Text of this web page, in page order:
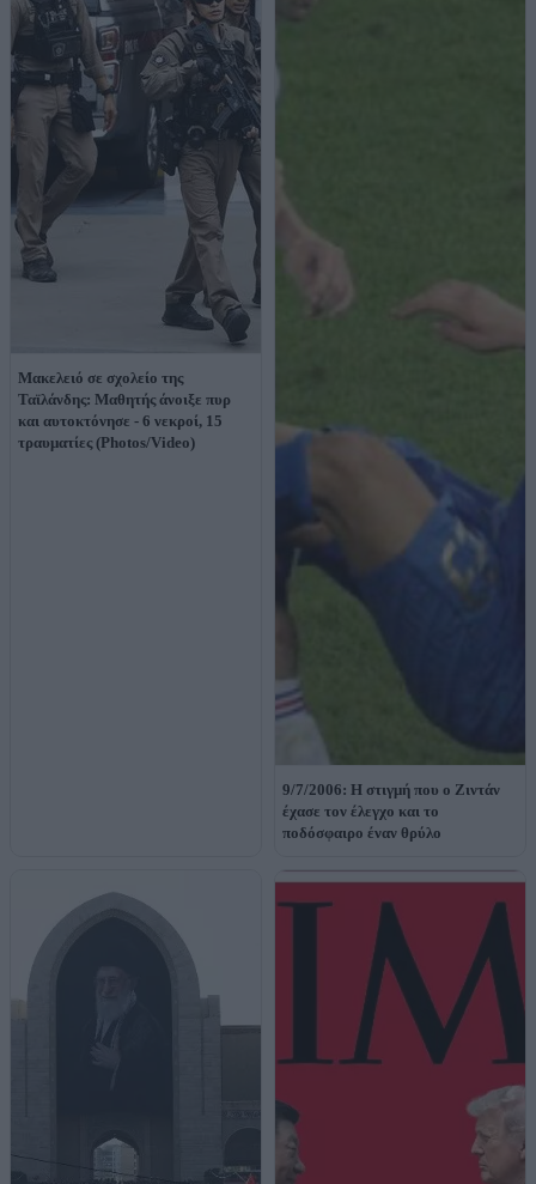
Μακελειό σε σχολείο της
Ταϊλάνδης: Μαθητής άνοιξε πυρ
και αυτοκτόνησε - 6 νεκροί, 15
τραυματίες (Photos/Video)
9/7/2006: Η στιγμή που ο Ζιντάν
έχασε τον έλεγχο και το
ποδόσφαιρο έναν θρύλο